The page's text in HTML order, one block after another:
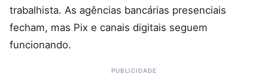
trabalhista. As agências bancárias presenciais
fecham, mas Pix e canais digitais seguem
funcionando.